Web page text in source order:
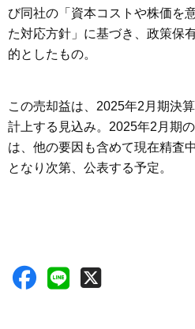
び同社の「資本コストや株価を
た対応方針」に基づき、政策保
的としたもの。
この売却益は、2025年2月期決
計上する見込み。2025年2月期
は、他の要因も含めて現在精査
となり次第、公表する予定。